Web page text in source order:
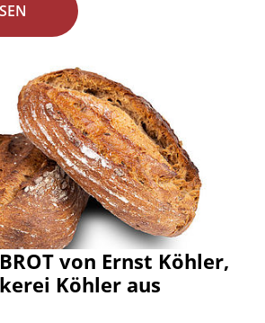
von Ernst Köhler,
Köhler aus